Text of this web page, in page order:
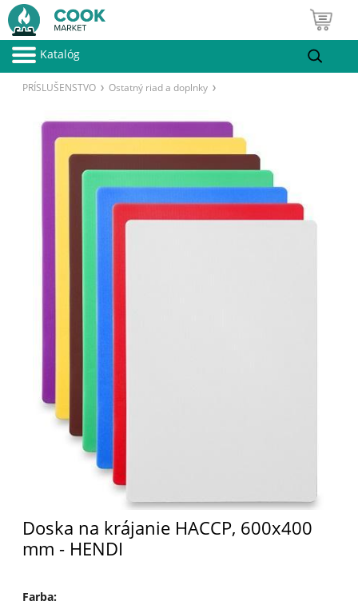
Katalóg
PRÍSLUŠENSTVO Ostatný riad a doplnky
Doska na krájanie HACCP, 600x400
mm - HENDI
Farba: